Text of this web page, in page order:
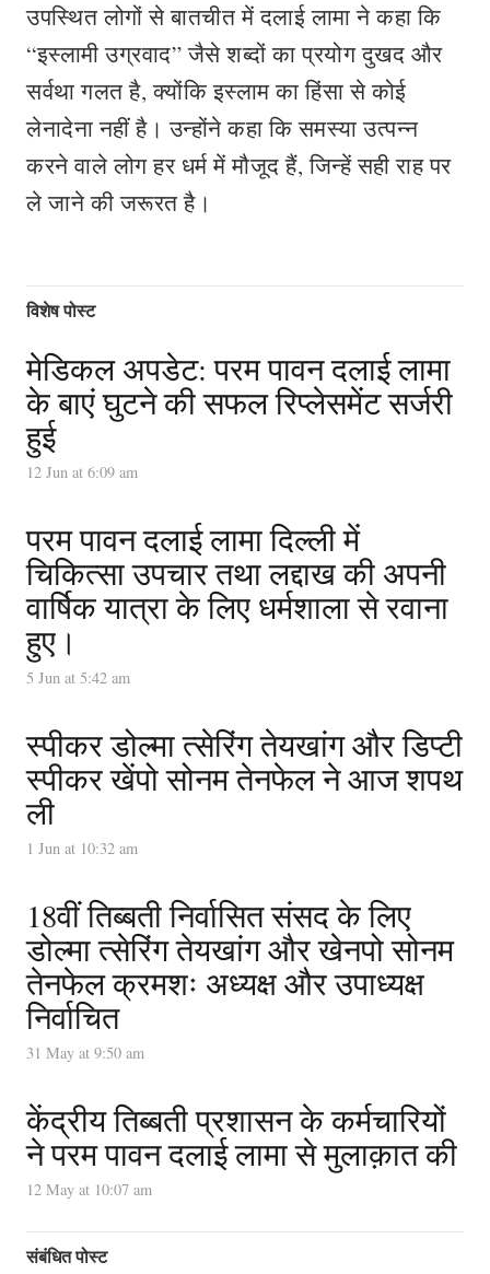
उपस्थित लोगों से बातचीत में दलाई लामा ने कहा कि
“इस्लामी उग्रवाद” जैसे शब्दों का प्रयोग दुखद और
सर्वथा गलत है, क्योंकि इस्लाम का हिंसा से कोई
लेनादेना नहीं है। उन्होंने कहा कि समस्या उत्पन्न
करने वाले लोग हर धर्म में मौजूद हैं, जिन्हें सही राह पर
ले जाने की जरूरत है।
विशेष पोस्ट
मेडिकल अपडेट: परम पावन दलाई लामा
के बाएं घुटने की सफल रिप्लेसमेंट सर्जरी
हुई
12 Jun at 6:09 am
परम पावन दलाई लामा दिल्ली में
चिकित्सा उपचार तथा लद्दाख की अपनी
वार्षिक यात्रा के लिए धर्मशाला से रवाना
हुए।
5 Jun at 5:42 am
स्पीकर डोल्मा त्सेरिंग तेयखांग और डिप्टी
स्पीकर खेंपो सोनम तेनफेल ने आज शपथ
ली
1 Jun at 10:32 am
18वीं तिब्बती निर्वासित संसद के लिए
डोल्मा त्सेरिंग तेयखांग और खेनपो सोनम
तेनफेल क्रमशः अध्यक्ष और उपाध्यक्ष
निर्वाचित
31 May at 9:50 am
केंद्रीय तिब्बती प्रशासन के कर्मचारियों
ने परम पावन दलाई लामा से मुलाक़ात की
12 May at 10:07 am
संबंधित पोस्ट